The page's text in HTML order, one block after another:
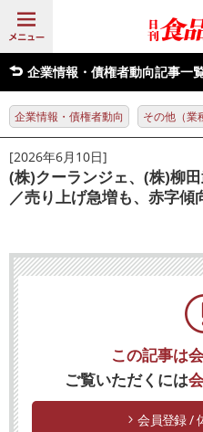
企業情報・債権者動向記事一
企業情報・債権者動向 その他（業
[2026年6月10日]
(株)クーランジェ、(株)柳
／売り上げ急増も、赤字傾
この記事は
ご覧いただくには
会員登録 /